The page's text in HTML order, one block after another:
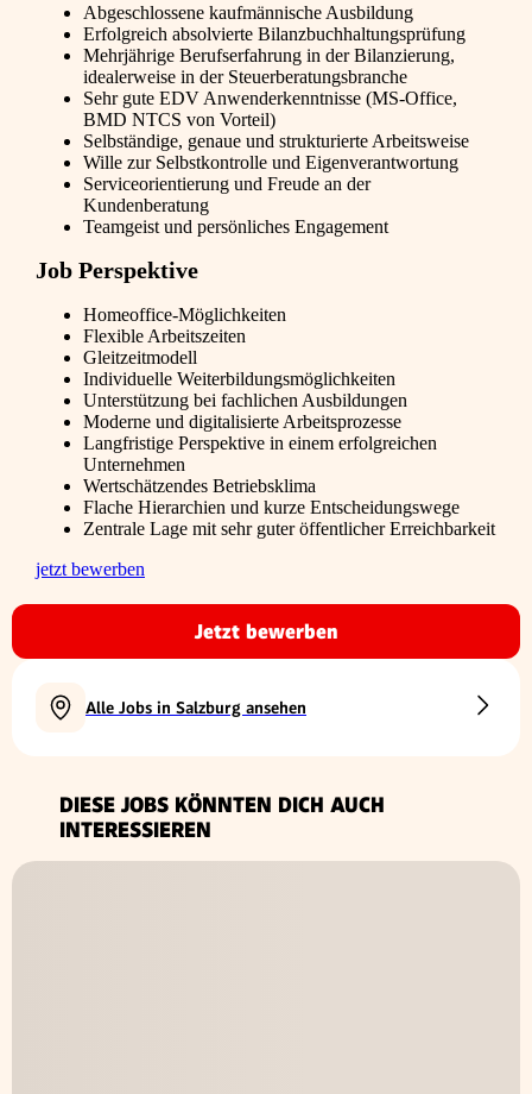
Abgeschlossene kaufmännische Ausbildung
Erfolgreich absolvierte Bilanzbuchhaltungsprüfung
Mehrjährige Berufserfahrung in der Bilanzierung,
idealerweise in der Steuerberatungsbranche
Sehr gute EDV Anwenderkenntnisse (MS-Office,
BMD NTCS von Vorteil)
Selbständige, genaue und strukturierte Arbeitsweise
Wille zur Selbstkontrolle und Eigenverantwortung
Serviceorientierung und Freude an der
Kundenberatung
Teamgeist und persönliches Engagement
Job Perspektive
Homeoffice-Möglichkeiten
Flexible Arbeitszeiten
Gleitzeitmodell
Individuelle Weiterbildungsmöglichkeiten
Unterstützung bei fachlichen Ausbildungen
Moderne und digitalisierte Arbeitsprozesse
Langfristige Perspektive in einem erfolgreichen
Unternehmen
Wertschätzendes Betriebsklima
Flache Hierarchien und kurze Entscheidungswege
Zentrale Lage mit sehr guter öffentlicher Erreichbarkeit
jetzt bewerben
Jetzt bewerben
Alle Jobs in Salzburg ansehen
DIESE JOBS KÖNNTEN DICH AUCH
INTERESSIEREN